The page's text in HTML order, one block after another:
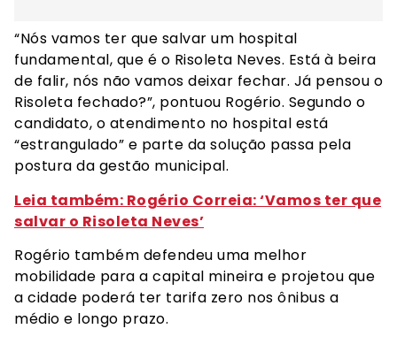
“Nós vamos ter que salvar um hospital
fundamental, que é o Risoleta Neves. Está à beira
de falir, nós não vamos deixar fechar. Já pensou o
Risoleta fechado?”, pontuou Rogério. Segundo o
candidato, o atendimento no hospital está
“estrangulado” e parte da solução passa pela
postura da gestão municipal.
Leia também: Rogério Correia: ‘Vamos ter que
salvar o Risoleta Neves’
Rogério também defendeu uma melhor
mobilidade para a capital mineira e projetou que
a cidade poderá ter tarifa zero nos ônibus a
médio e longo prazo.